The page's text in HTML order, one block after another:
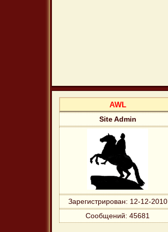
AWL
Site Admin
Зарегистрирован: 12-12-2010
Сообщений: 45681